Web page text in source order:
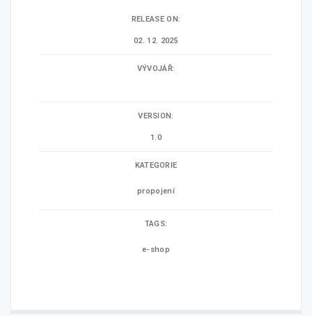
RELEASE ON:
02. 12. 2025
VÝVOJÁŘ:
VERSION:
1.0
KATEGORIE
propojení
TAGS:
e-shop